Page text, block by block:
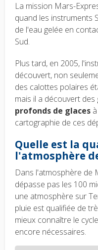
La mission Mars-
quand les instruments
de l'eau gelée en
Sud.
Plus tard, en 2005,
découvert, non
des calottes polaires
mais il a découvert des
profonds de glaces
cartographie de ces
Quelle est la
l'atmosphère
Dans l'atmosphère de
dépasse pas les 100
une atmosphère sur
pluie est qualifiée de
mieux connaître le
encore nécessaires.